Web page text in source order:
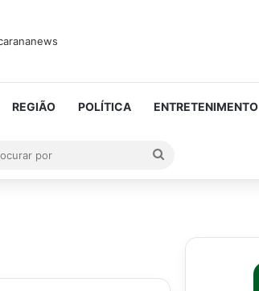
REGIÃO POLÍTICA ENTRETENIMENTO
aleatório
Procurar
por